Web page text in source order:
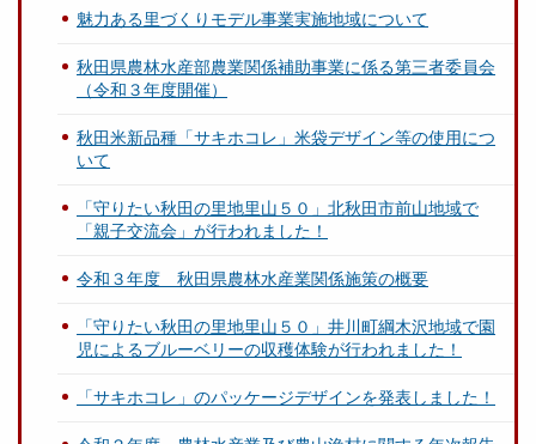
魅力ある里づくりモデル事業実施地域について
秋田県農林水産部農業関係補助事業に係る第三者委員会
（令和３年度開催）
秋田米新品種「サキホコレ」米袋デザイン等の使用につ
いて
「守りたい秋田の里地里山５０」北秋田市前山地域で
「親子交流会」が行われました！
令和３年度 秋田県農林水産業関係施策の概要
「守りたい秋田の里地里山５０」井川町綱木沢地域で園
児によるブルーベリーの収穫体験が行われました！
「サキホコレ」のパッケージデザインを発表しました！